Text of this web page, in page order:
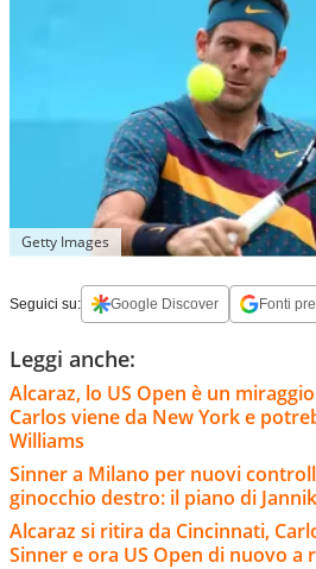
Getty Images
Seguici su: Google Discover Fonti
Leggi anche:
Alcaraz, lo US Open è un
Carlos viene da New York e
Williams
Sinner a Milano per nuovi
ginocchio destro: il piano di
Alcaraz si ritira da Cincinnati,
Sinner e ora US Open di nuovo a